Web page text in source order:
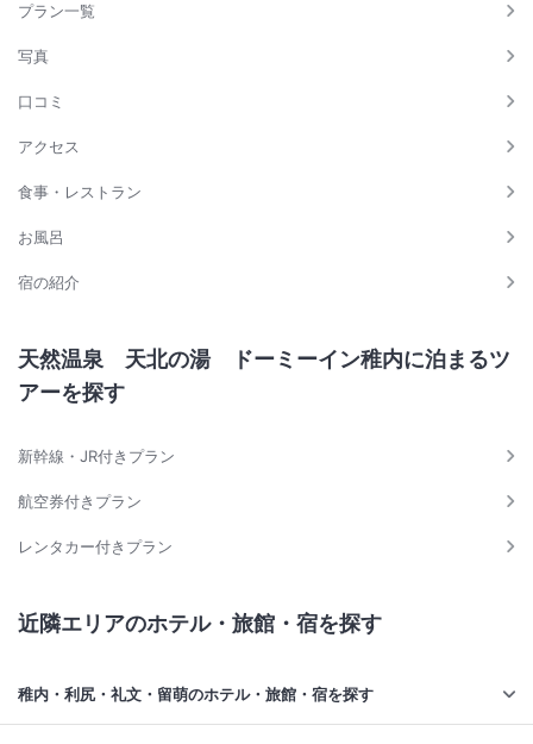
プラン一覧
写真
口コミ
アクセス
食事・レストラン
お風呂
宿の紹介
天然温泉 天北の湯 ドーミーイン稚内に泊まるツ
アーを探す
新幹線・JR付きプラン
航空券付きプラン
レンタカー付きプラン
近隣エリアのホテル・旅館・宿を探す
稚内・利尻・礼文・留萌のホテル・旅館・宿を探す